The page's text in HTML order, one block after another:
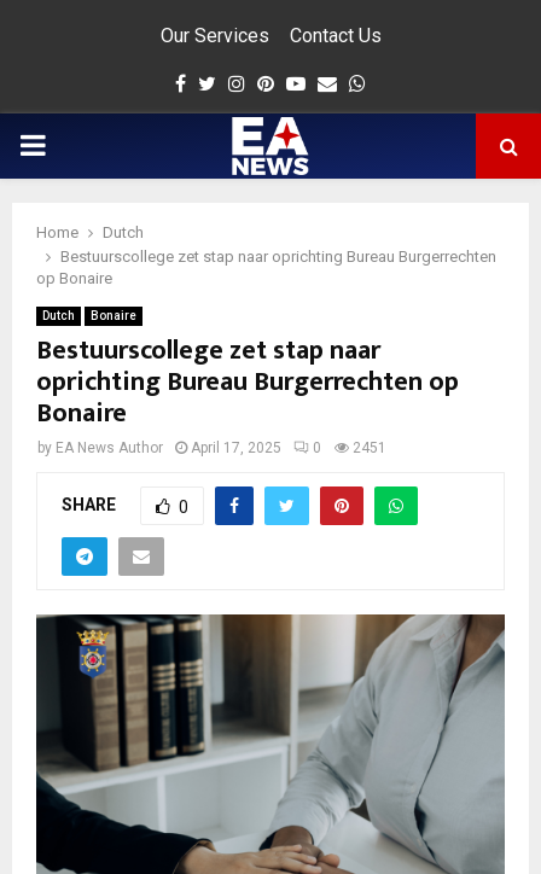
Our Services Contact Us
Facebook
Twitter
Instagram
Pinterest
Youtube
Email
PRIMARY
Home
Dutch
Bestuurscollege zet stap naar oprichting Bureau Burgerrechten
op Bonaire
Dutch Bonaire
Bestuurscollege zet stap naar
oprichting Bureau Burgerrechten op
Bonaire
by EA News Author April 17, 2025 0 2451
SHARE 0